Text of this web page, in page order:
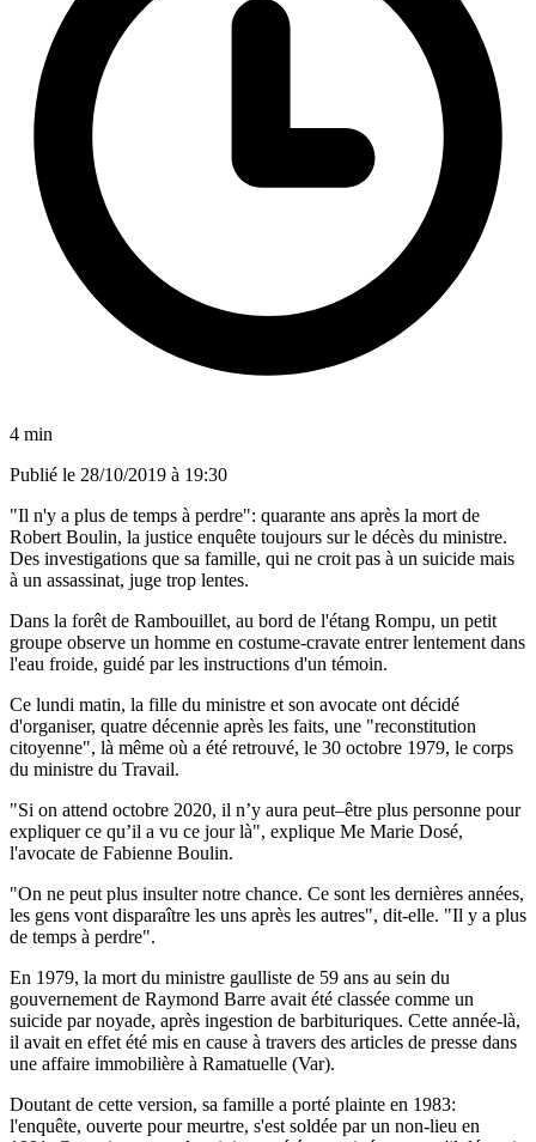
4 min
Publié le 28/10/2019 à 19:30
"Il n'y a plus de temps à perdre": quarante ans après la mort de
Robert Boulin, la justice enquête toujours sur le décès du ministre.
Des investigations que sa famille, qui ne croit pas à un suicide mais
à un assassinat, juge trop lentes.
Dans la forêt de Rambouillet, au bord de l'étang Rompu, un petit
groupe observe un homme en costume-cravate entrer lentement dans
l'eau froide, guidé par les instructions d'un témoin.
Ce lundi matin, la fille du ministre et son avocate ont décidé
d'organiser, quatre décennie après les faits, une "reconstitution
citoyenne", là même où a été retrouvé, le 30 octobre 1979, le corps
du ministre du Travail.
"Si on attend octobre 2020, il n’y aura peut–être plus personne pour
expliquer ce qu’il a vu ce jour là", explique Me Marie Dosé,
l'avocate de Fabienne Boulin.
"On ne peut plus insulter notre chance. Ce sont les dernières années,
les gens vont disparaître les uns après les autres", dit-elle. "Il y a plus
de temps à perdre".
En 1979, la mort du ministre gaulliste de 59 ans au sein du
gouvernement de Raymond Barre avait été classée comme un
suicide par noyade, après ingestion de barbituriques. Cette année-là,
il avait en effet été mis en cause à travers des articles de presse dans
une affaire immobilière à Ramatuelle (Var).
Doutant de cette version, sa famille a porté plainte en 1983:
l'enquête, ouverte pour meurtre, s'est soldée par un non-lieu en